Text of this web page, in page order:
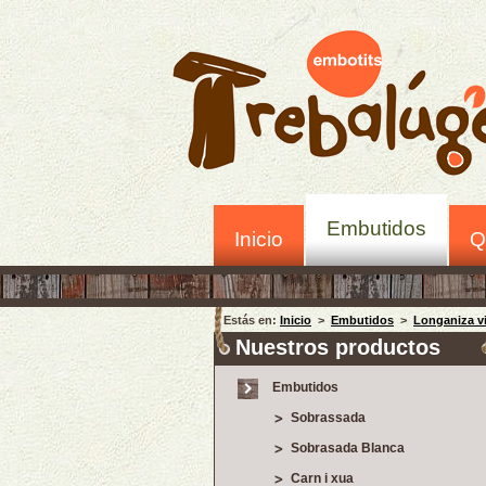
Inicio Embutidos
Estás en: Inicio > Embutidos > Longaniza
Nuestros productos
Embutidos
Sobrassada
Sobrasada Blanca
Carn i xua